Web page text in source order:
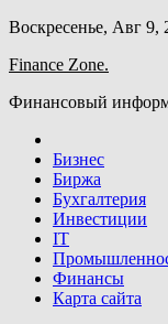
Skip
content
Воскресенье, Авг 9,
Finance Zone.
Финансовый
Бизнес
Биржа
Бухгалтерия
Инвестиции
IT
Финансы
Карта сайта